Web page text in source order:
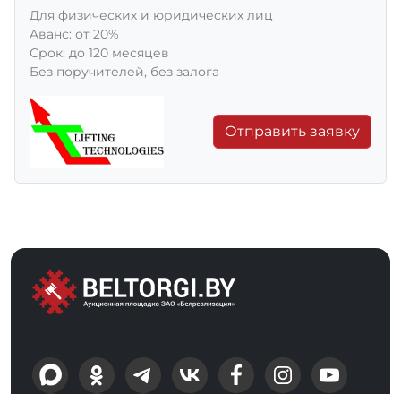
Для физических и юридических лиц
Aванс: от 20%
Срок: до 120 месяцев
Без поручителей, без залога
Отправить заявку